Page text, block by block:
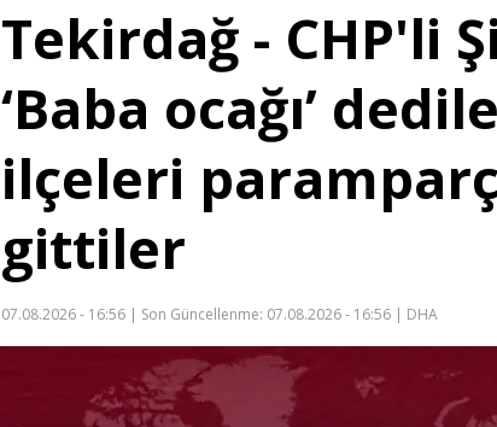
Tekirdağ - CHP'li
‘Baba ocağı’
ilçeleri
gittiler
07.08.2026 - 16:56 | Son Güncellenme: 07.08.2026 - 16:56 | DHA